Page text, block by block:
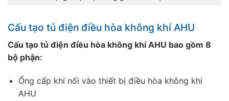
Cấu tạo tủ điện điều hòa không khí AHU
Cấu tạo tủ điện điều hòa không khí AHU bao gồm 8
bộ phận:
Ống cấp khí nối vào thiết bị điều hòa không khí
AHU